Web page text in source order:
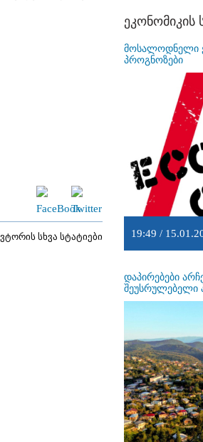
სხვა სტატიები
ეკონომიკის
მოსალოდნელი
პროგნოზები
19:49 /
დაპირებები
შეუსრულებელი